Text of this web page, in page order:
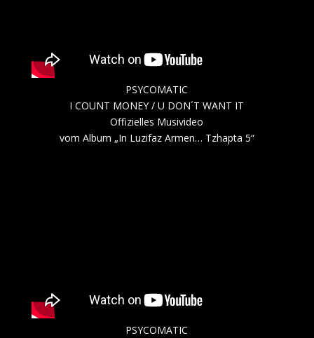
PSYCOMATIC
I COUNT MONEY / U DON´T WANT IT
Offizielles Musivideo
vom Album „In Luzifaz Armen… Tzhapta 5“
PSYCOMATIC